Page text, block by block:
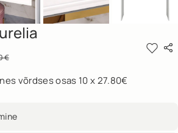
€
võrdses osas 10 x 27.80€